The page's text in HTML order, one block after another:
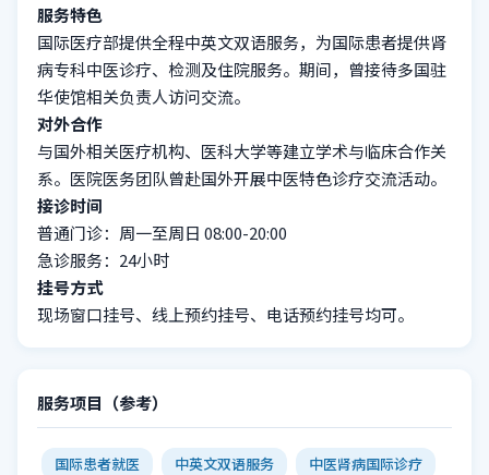
服务特色
国际医疗部提供全程中英文双语服务，为国际患者提供肾
病专科中医诊疗、检测及住院服务。期间，曾接待多国驻
华使馆相关负责人访问交流。
对外合作
与国外相关医疗机构、医科大学等建立学术与临床合作关
系。医院医务团队曾赴国外开展中医特色诊疗交流活动。
接诊时间
普通门诊：周一至周日 08:00-20:00
急诊服务：24小时
挂号方式
现场窗口挂号、线上预约挂号、电话预约挂号均可。
服务项目（参考）
国际患者就医 中英文双语服务
中医肾病国际诊疗